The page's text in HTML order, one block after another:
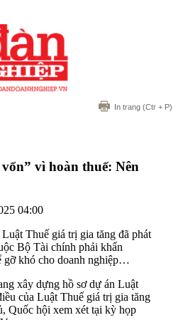
In trang (Ctr + P)
vì hoàn thuế: Nên
04:00
Thuế giá trị gia tăng đã phát
Bộ Tài chính phải khẩn
gỡ khó cho doanh nghiệp…
xây dựng hồ sơ dự án Luật
của Luật Thuế giá trị gia tăng
Quốc hội xem xét tại kỳ họp